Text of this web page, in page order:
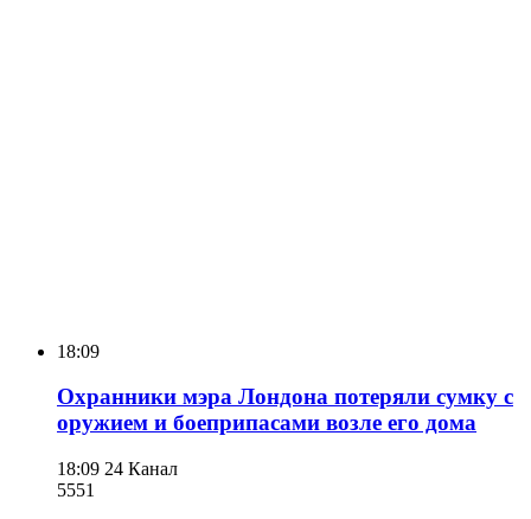
18:09
Охранники мэра Лондона потеряли сумку с
оружием и боеприпасами возле его дома
18:09 24 Канал
5551